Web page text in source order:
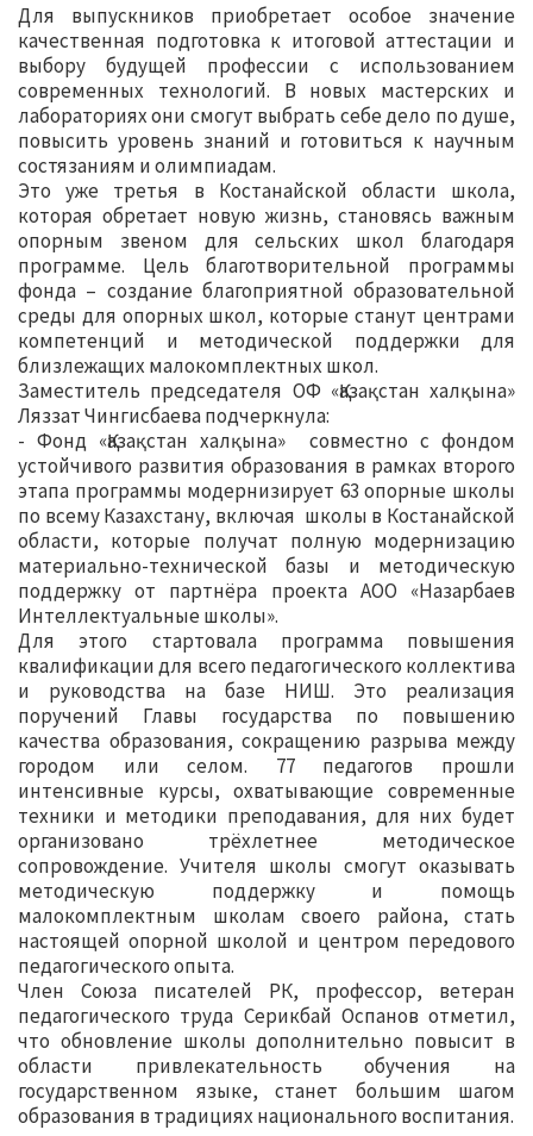
Для выпускников приобретает особое значение
качественная подготовка к итоговой аттестации и
выбору будущей профессии с использованием
современных технологий. В новых мастерских и
лабораториях они смогут выбрать себе дело по душе,
повысить уровень знаний и готовиться к научным
состязаниям и олимпиадам.
Это уже третья в Костанайской области школа,
которая обретает новую жизнь, становясь важным
опорным звеном для сельских школ благодаря
программе. Цель благотворительной программы
фонда – создание благоприятной образовательной
среды для опорных школ, которые станут центрами
компетенций и методической поддержки для
близлежащих малокомплектных школ.
Заместитель председателя ОФ «Қазақстан халқына»
Ляззат Чингисбаева подчеркнула:
- Фонд «Қазақстан халқына» совместно с фондом
устойчивого развития образования в рамках второго
этапа программы модернизирует 63 опорные школы
по всему Казахстану, включая школы в Костанайской
области, которые получат полную модернизацию
материально-технической базы и методическую
поддержку от партнёра проекта АОО «Назарбаев
Интеллектуальные школы».
Для этого стартовала программа повышения
квалификации для всего педагогического коллектива
и руководства на базе НИШ. Это реализация
поручений Главы государства по повышению
качества образования, сокращению разрыва между
городом или селом. 77 педагогов прошли
интенсивные курсы, охватывающие современные
техники и методики преподавания, для них будет
организовано трёхлетнее методическое
сопровождение. Учителя школы смогут оказывать
методическую поддержку и помощь
малокомплектным школам своего района, стать
настоящей опорной школой и центром передового
педагогического опыта.
Член Союза писателей РК, профессор, ветеран
педагогического труда Серикбай Оспанов отметил,
что обновление школы дополнительно повысит в
области привлекательность обучения на
государственном языке, станет большим шагом
образования в традициях национального воспитания.